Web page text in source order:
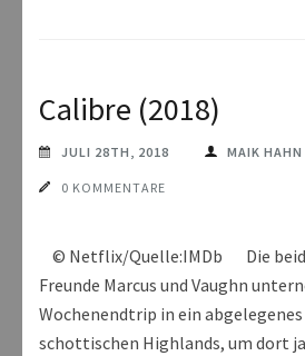
Calibre (2018)
JULI 28TH, 2018 MAIK HAHN
0 KOMMENTARE
© Netflix/Quelle:IMDb Die
Freunde Marcus und Vaughn
Wochenendtrip in ein
schottischen Highlands, um dort